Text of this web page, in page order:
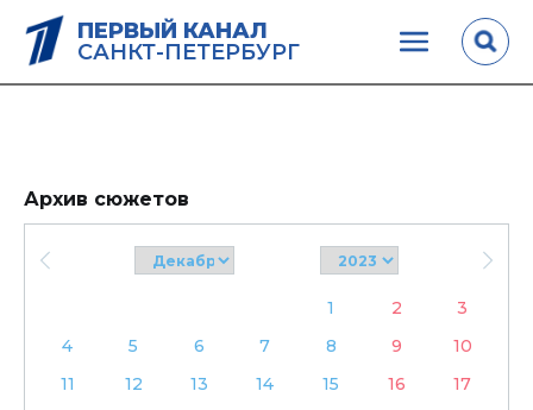
ПЕРВЫЙ КАНАЛ
САНКТ-ПЕТЕРБУРГ
Архив сюжетов
1 2
3
4
5 6 7 8 9
10
11
12 13 14 15 16
17